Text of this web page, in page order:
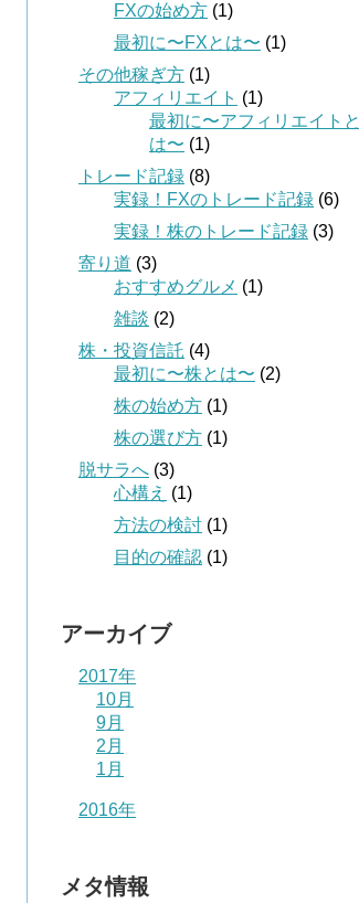
FXの始め方 (1)
最初に〜FXとは〜 (1)
その他稼ぎ方 (1)
アフィリエイト (1)
最初に〜アフィリエイトと
は〜 (1)
トレード記録 (8)
実録！FXのトレード記録 (6)
実録！株のトレード記録 (3)
寄り道 (3)
おすすめグルメ (1)
雑談 (2)
株・投資信託 (4)
最初に〜株とは〜 (2)
株の始め方 (1)
株の選び方 (1)
脱サラへ (3)
心構え (1)
方法の検討 (1)
目的の確認 (1)
アーカイブ
2017年
10月
9月
2月
1月
2016年
メタ情報